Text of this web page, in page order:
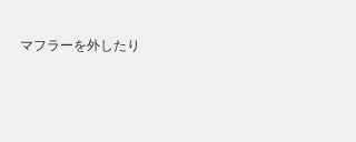
マフラーを外したり